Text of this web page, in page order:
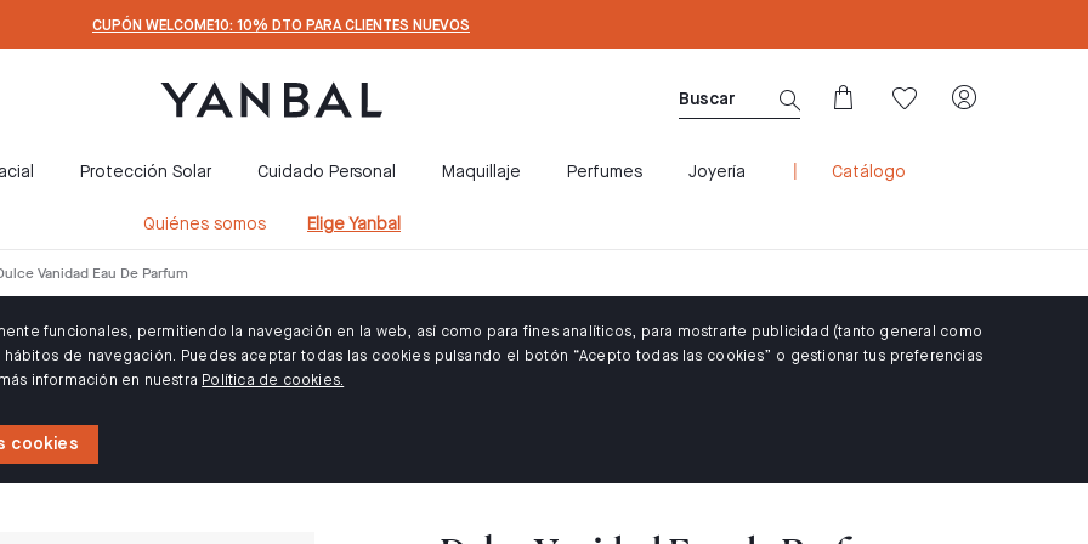
CUPÓN WELCOME10: 10% DTO PARA CLIENTES NUEVOS
Protección Solar Cuidado Personal Maquillaje Perfumes Joyería Catálogo
Quiénes somos Elige Yanbal
Vanidad Eau De Parfum
funcionales, permitiendo la navegación en la web, así como para fines analíticos, para mostrarte publicidad (tanto general como
de navegación. Puedes aceptar todas las cookies pulsando el botón “Acepto todas las cookies” o gestionar tus preferencias
información en nuestra Política de cookies.
cookies